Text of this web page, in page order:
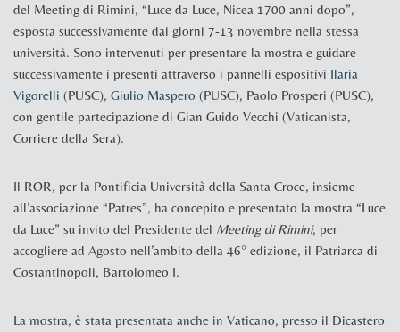
del Meeting di Rimini, “Luce da Luce, Nicea 1700 anni dopo”,
esposta successivamente dai giorni 7-13 novembre nella stessa
università. Sono intervenuti per presentare la mostra e guidare
successivamente i presenti attraverso i pannelli espositivi Ilaria
Vigorelli (PUSC), Giulio Maspero (PUSC), Paolo Prosperi (PUSC),
con gentile partecipazione di Gian Guido Vecchi (Vaticanista,
Corriere della Sera).
Il ROR, per la Pontificia Università della Santa Croce, insieme
all’associazione “Patres”, ha concepito e presentato la mostra “Luce
da Luce” su invito del Presidente del Meeting di Rimini, per
accogliere ad Agosto nell’ambito della 46° edizione, il Patriarca di
Costantinopoli, Bartolomeo I.
La mostra, è stata presentata anche in Vaticano, presso il Dicastero